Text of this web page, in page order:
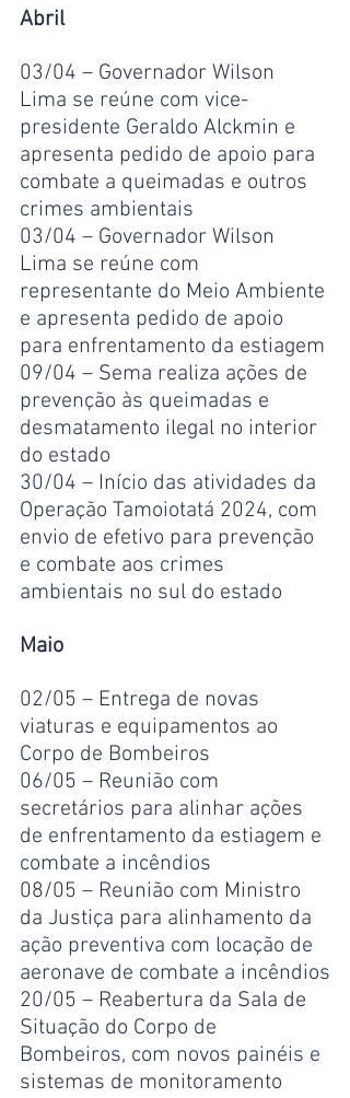
Abril
03/04 – Governador Wilson
Lima se reúne com vice-
presidente Geraldo Alckmin e
apresenta pedido de apoio para
combate a queimadas e outros
crimes ambientais
03/04 – Governador Wilson
Lima se reúne com
representante do Meio Ambiente
e apresenta pedido de apoio
para enfrentamento da estiagem
09/04 – Sema realiza ações de
prevenção às queimadas e
desmatamento ilegal no interior
do estado
30/04 – Início das atividades da
Operação Tamoiotatá 2024, com
envio de efetivo para prevenção
e combate aos crimes
ambientais no sul do estado
Maio
02/05 – Entrega de novas
viaturas e equipamentos ao
Corpo de Bombeiros
06/05 – Reunião com
secretários para alinhar ações
de enfrentamento da estiagem e
combate a incêndios
08/05 – Reunião com Ministro
da Justiça para alinhamento da
ação preventiva com locação de
aeronave de combate a incêndios
20/05 – Reabertura da Sala de
Situação do Corpo de
Bombeiros, com novos painéis e
sistemas de monitoramento